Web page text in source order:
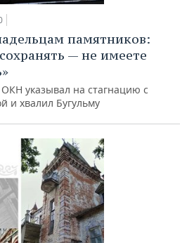
памятников:
— не имеете
указывал на стагнацию с
и хвалил Бугульму